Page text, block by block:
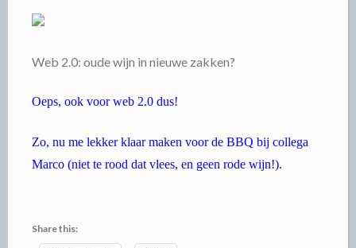
Web 2.0: oude wijn in nieuwe zakken?
Oeps, ook voor web 2.0 dus!
Zo, nu me lekker klaar maken voor de BBQ bij collega
Marco (niet te rood dat vlees, en geen rode wijn!).
Share this: